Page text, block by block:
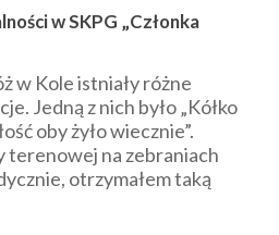
w SKPG „Członka
w Kole istniały różne
Jedną z nich było „Kółko
oby żyło wiecznie”.
terenowej na zebraniach
otrzymałem taką